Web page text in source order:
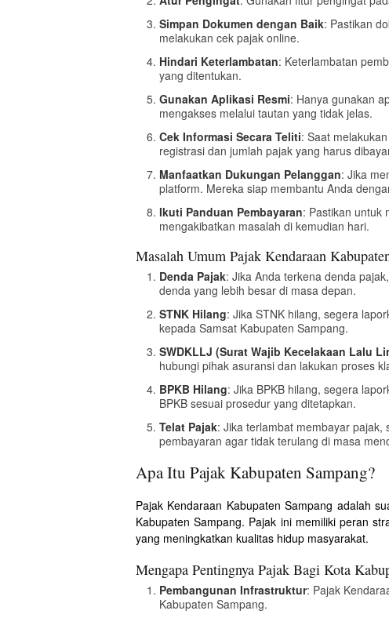
Simpan Dokumen dengan Baik: Pastikan
melakukan cek pajak online.
Hindari Keterlambatan: Keterlambatan
yang ditentukan.
Gunakan Aplikasi Resmi: Hanya gunakan
mengakses melalui tautan yang tidak jelas.
Cek Informasi Secara Teliti: Saat
registrasi dan jumlah pajak yang harus
Manfaatkan Dukungan Pelanggan: Jika
platform. Mereka siap membantu Anda
Ikuti Panduan Pembayaran: Pastikan untuk
mengakibatkan masalah di kemudian hari.
Masalah Umum Pajak Kendaraan
Denda Pajak: Jika Anda terkena denda
denda yang lebih besar di masa depan.
STNK Hilang: Jika STNK hilang, segera
kepada Samsat Kabupaten Sampang.
SWDKLLJ (Surat Wajib Kecelakaan Lalu
hubungi pihak asuransi dan lakukan proses
BPKB Hilang: Jika BPKB hilang, segera
BPKB sesuai prosedur yang ditetapkan.
Telat Pajak: Jika terlambat membayar
pembayaran agar tidak terulang di masa
Apa Itu Pajak Kabupaten Sampang?
Pajak Kendaraan Kabupaten Sampang adalah
Kabupaten Sampang. Pajak ini memiliki peran
yang meningkatkan kualitas hidup masyarakat.
Mengapa Pentingnya Pajak Bagi Kota
Pembangunan Infrastruktur: Pajak
Kabupaten Sampang.